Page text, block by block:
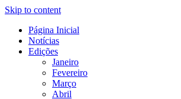
Skip to content
É Ribatejo – Revista
Online
Revista Social Online
Página Inicial
Notícias
Edições
Janeiro
Fevereiro
Março
Abril